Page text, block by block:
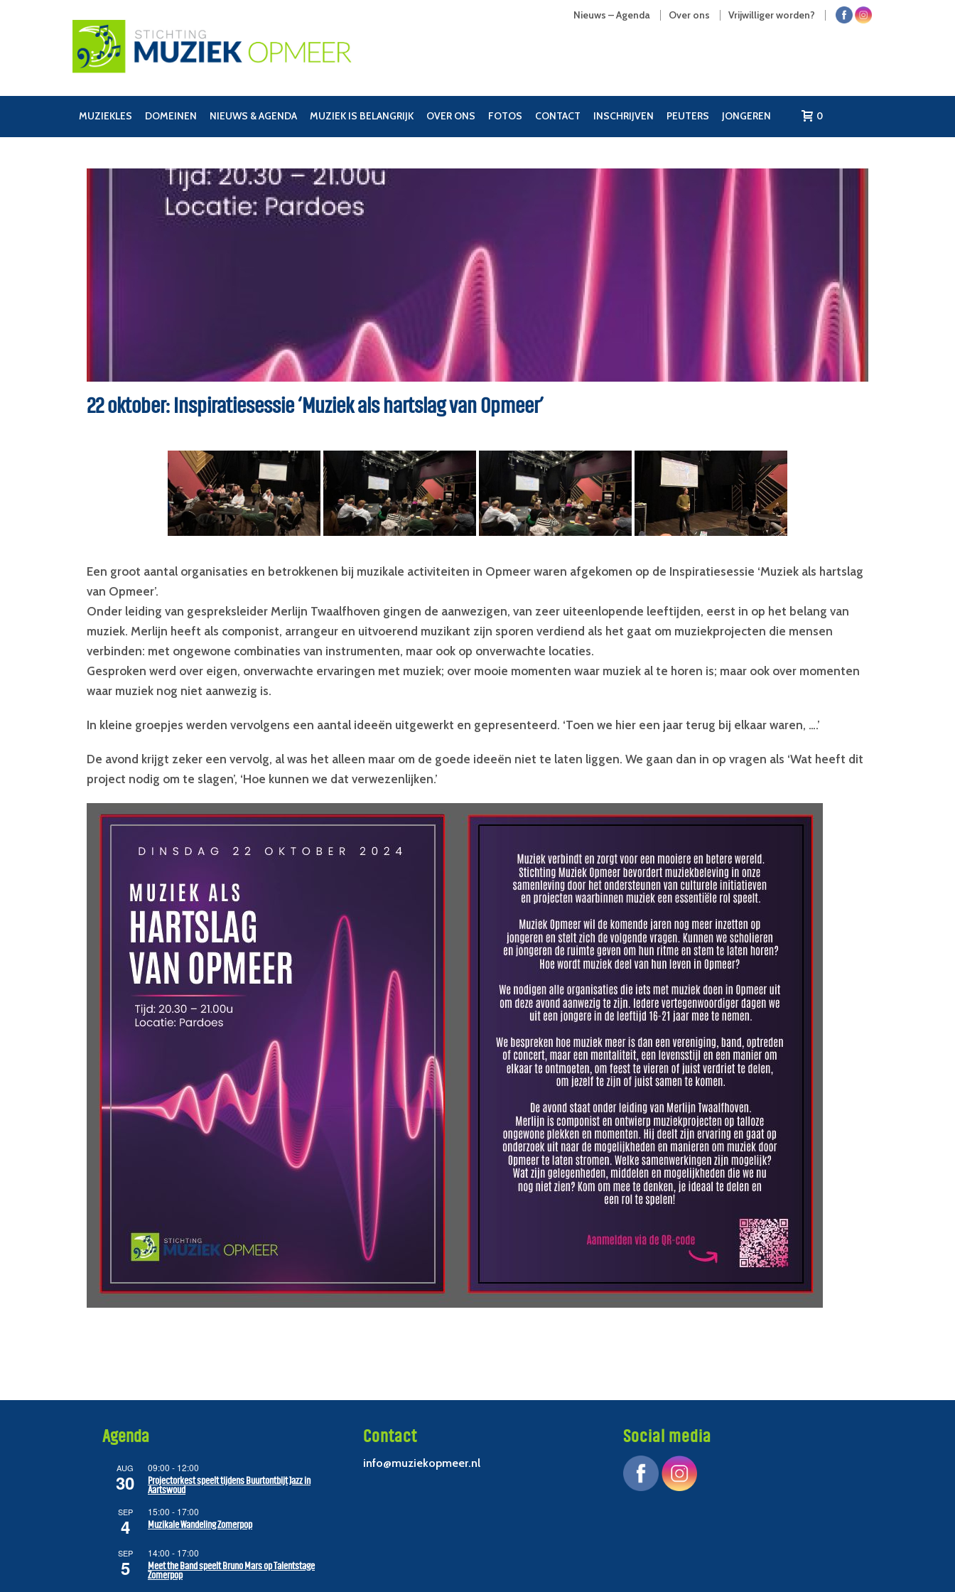
Nieuws – Agenda Over ons Vrijwilliger worden?
MUZIEKLES DOMEINEN NIEUWS & AGENDA MUZIEK IS BELANGRIJK OVER ONS FOTOS CONTACT INSCHRIJVEN PEUTERS JONGEREN 0
22 oktober: Inspiratiesessie ‘Muziek als hartslag van Opmeer’
Een groot aantal organisaties en betrokkenen bij muzikale activiteiten in Opmeer waren afgekomen op de Inspiratiesessie ‘Muziek als hartslag
van Opmeer’.
Onder leiding van gespreksleider Merlijn Twaalfhoven gingen de aanwezigen, van zeer uiteenlopende leeftijden, eerst in op het belang van
muziek. Merlijn heeft als componist, arrangeur en uitvoerend muzikant zijn sporen verdiend als het gaat om muziekprojecten die mensen
verbinden: met ongewone combinaties van instrumenten, maar ook op onverwachte locaties.
Gesproken werd over eigen, onverwachte ervaringen met muziek; over mooie momenten waar muziek al te horen is; maar ook over momenten
waar muziek nog niet aanwezig is.
In kleine groepjes werden vervolgens een aantal ideeën uitgewerkt en gepresenteerd. ‘Toen we hier een jaar terug bij elkaar waren, ….’
De avond krijgt zeker een vervolg, al was het alleen maar om de goede ideeën niet te laten liggen. We gaan dan in op vragen als ‘Wat heeft dit
project nodig om te slagen’, ‘Hoe kunnen we dat verwezenlijken.’
Agenda
AUG
30
09:00 - 12:00
Projectorkest speelt tijdens Buurtontbijt Jazz in
Aartswoud
SEP
4
15:00 - 17:00
Muzikale Wandeling Zomerpop
SEP
5
14:00 - 17:00
Meet the Band speelt Bruno Mars op Talentstage
Zomerpop
Contact
info@muziekopmeer.nl
Social media